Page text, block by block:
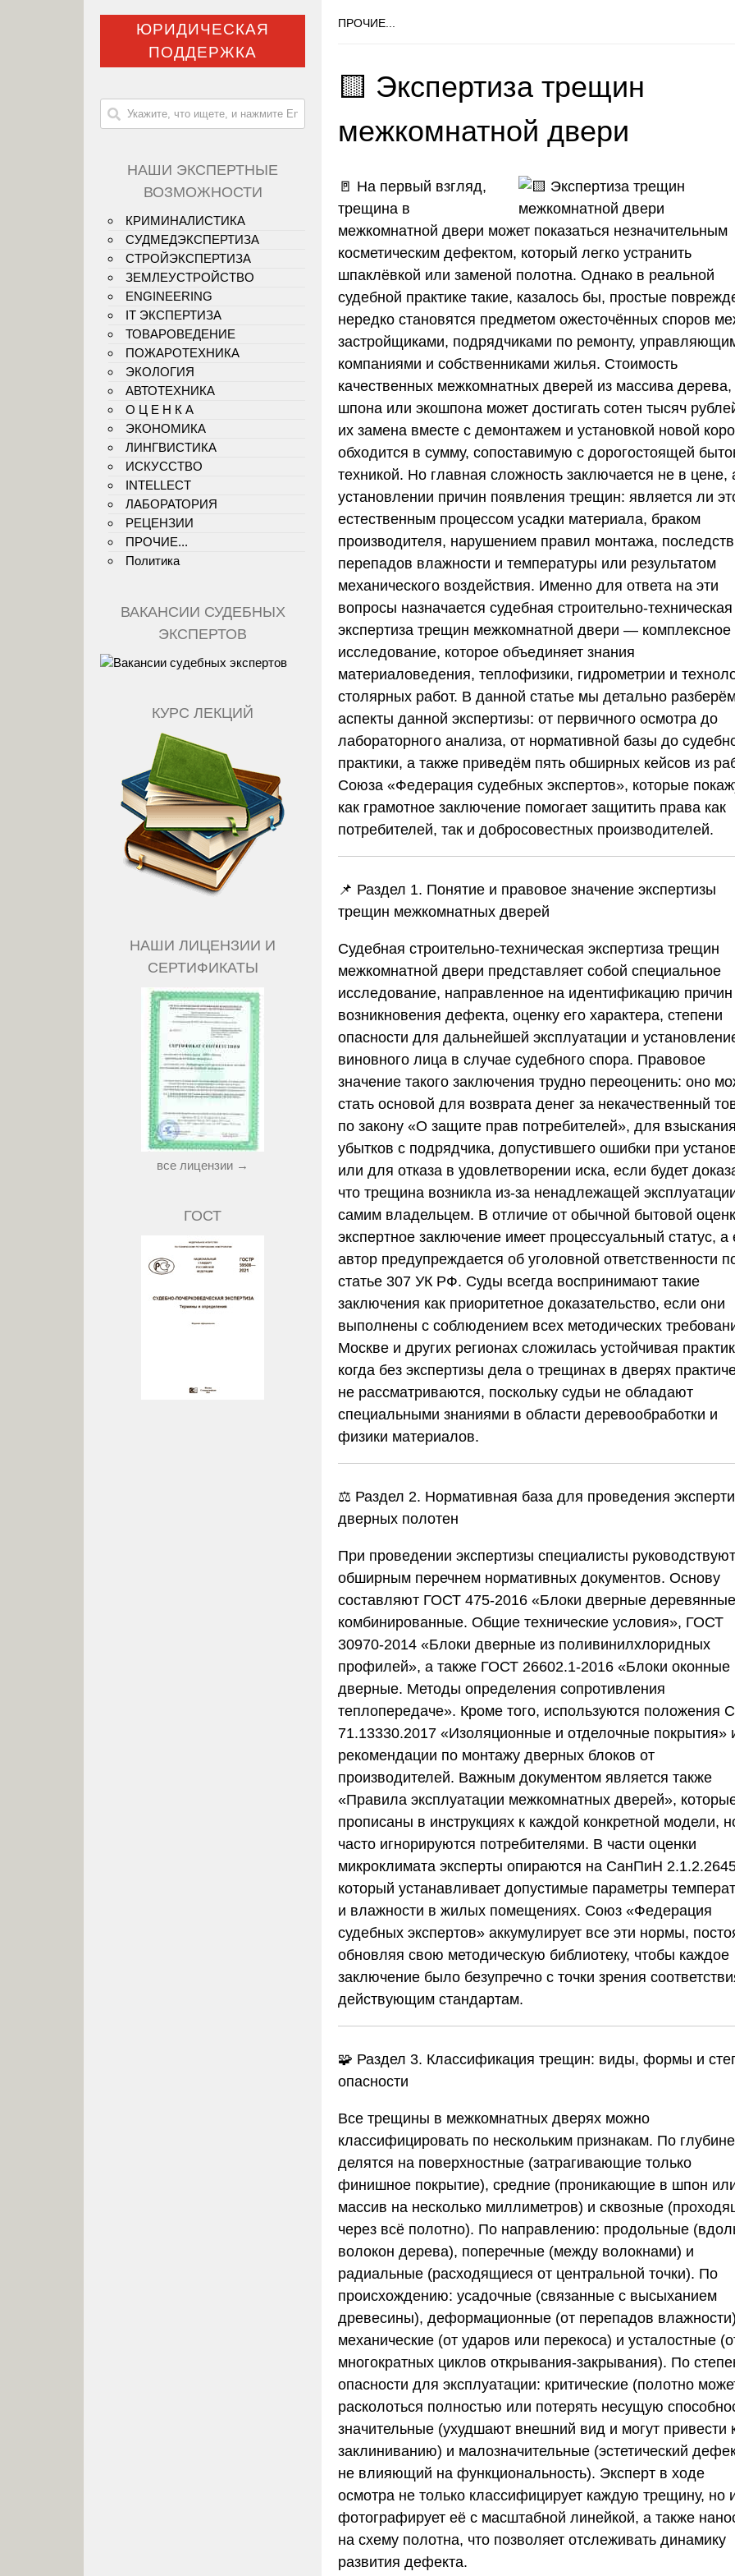
ПРОЧИЕ...
🟨 Экспертиза трещин
межкомнатной двери
🚪 На первый взгляд,
трещина в
межкомнатной двери может показаться незначительным
косметическим дефектом, который легко устранить
шпаклёвкой или заменой полотна. Однако в реальной
судебной практике такие, казалось бы, простые
нередко становятся предметом ожесточённых споров
застройщиками, подрядчиками по ремонту,
компаниями и собственниками жилья. Стоимость
качественных межкомнатных дверей из массива дерева,
шпона или экошпона может достигать сотен тысяч
их замена вместе с демонтажем и установкой новой
обходится в сумму, сопоставимую с дорогостоящей
техникой. Но главная сложность заключается не в цене,
установлении причин появления трещин: является ли
естественным процессом усадки материала, браком
производителя, нарушением правил монтажа,
перепадов влажности и температуры или результатом
механического воздействия. Именно для ответа на эти
вопросы назначается судебная строительно-техническая
экспертиза трещин межкомнатной двери — комплексное
исследование, которое объединяет знания
материаловедения, теплофизики, гидрометрии и
столярных работ. В данной статье мы детально
аспекты данной экспертизы: от первичного осмотра до
лабораторного анализа, от нормативной базы до
практики, а также приведём пять обширных кейсов из
Союза «Федерация судебных экспертов», которые
как грамотное заключение помогает защитить права как
потребителей, так и добросовестных производителей.
📌 Раздел 1. Понятие и правовое значение экспертизы
трещин межкомнатных дверей
Судебная строительно-техническая экспертиза трещин
межкомнатной двери представляет собой специальное
исследование, направленное на идентификацию причин
возникновения дефекта, оценку его характера, степени
опасности для дальнейшей эксплуатации и
виновного лица в случае судебного спора. Правовое
значение такого заключения трудно переоценить: оно
стать основой для возврата денег за некачественный
по закону «О защите прав потребителей», для взыскания
убытков с подрядчика, допустившего ошибки при
или для отказа в удовлетворении иска, если будет
что трещина возникла из-за ненадлежащей
самим владельцем. В отличие от обычной бытовой
экспертное заключение имеет процессуальный статус, а
автор предупреждается об уголовной ответственности
статье 307 УК РФ. Суды всегда воспринимают такие
заключения как приоритетное доказательство, если они
выполнены с соблюдением всех методических
Москве и других регионах сложилась устойчивая
когда без экспертизы дела о трещинах в дверях
не рассматриваются, поскольку судьи не обладают
специальными знаниями в области деревообработки и
физики материалов.
⚖️ Раздел 2. Нормативная база для проведения
дверных полотен
При проведении экспертизы специалисты
обширным перечнем нормативных документов. Основу
составляют ГОСТ 475-2016 «Блоки дверные
комбинированные. Общие технические условия», ГОСТ
30970-2014 «Блоки дверные из поливинилхлоридных
профилей», а также ГОСТ 26602.1-2016 «Блоки оконные
дверные. Методы определения сопротивления
теплопередаче». Кроме того, используются положения
71.13330.2017 «Изоляционные и отделочные покрытия»
рекомендации по монтажу дверных блоков от
производителей. Важным документом является также
«Правила эксплуатации межкомнатных дверей»,
прописаны в инструкциях к каждой конкретной модели,
часто игнорируются потребителями. В части оценки
микроклимата эксперты опираются на СанПиН
который устанавливает допустимые параметры
и влажности в жилых помещениях. Союз «Федерация
судебных экспертов» аккумулирует все эти нормы,
обновляя свою методическую библиотеку, чтобы каждое
заключение было безупречно с точки зрения
действующим стандартам.
🧩 Раздел 3. Классификация трещин: виды, формы и
опасности
Все трещины в межкомнатных дверях можно
классифицировать по нескольким признакам. По
делятся на поверхностные (затрагивающие только
финишное покрытие), средние (проникающие в шпон
массив на несколько миллиметров) и сквозные
через всё полотно). По направлению: продольные
волокон дерева), поперечные (между волокнами) и
радиальные (расходящиеся от центральной точки). По
происхождению: усадочные (связанные с высыханием
древесины), деформационные (от перепадов
механические (от ударов или перекоса) и усталостные
многократных циклов открывания-закрывания). По
опасности для эксплуатации: критические (полотно
расколоться полностью или потерять несущую
значительные (ухудшают внешний вид и могут привести
заклиниванию) и малозначительные (эстетический
не влияющий на функциональность). Эксперт в ходе
осмотра не только классифицирует каждую трещину, но
фотографирует её с масштабной линейкой, а также
на схему полотна, что позволяет отслеживать динамику
развития дефекта.
ЮРИДИЧЕСКАЯ
ПОДДЕРЖКА
НАШИ ЭКСПЕРТНЫЕ
ВОЗМОЖНОСТИ
КРИМИНАЛИСТИКА
СУДМЕДЭКСПЕРТИЗА
СТРОЙЭКСПЕРТИЗА
ЗЕМЛЕУСТРОЙСТВО
ENGINEERING
IT ЭКСПЕРТИЗА
ТОВАРОВЕДЕНИЕ
ПОЖАРОТЕХНИКА
ЭКОЛОГИЯ
АВТОТЕХНИКА
О Ц Е Н К А
ЭКОНОМИКА
ЛИНГВИСТИКА
ИСКУССТВО
INTELLECT
ЛАБОРАТОРИЯ
РЕЦЕНЗИИ
ПРОЧИЕ...
Политика
ВАКАНСИИ СУДЕБНЫХ
ЭКСПЕРТОВ
КУРС ЛЕКЦИЙ
НАШИ ЛИЦЕНЗИИ И
СЕРТИФИКАТЫ
все лицензии →
ГОСТ